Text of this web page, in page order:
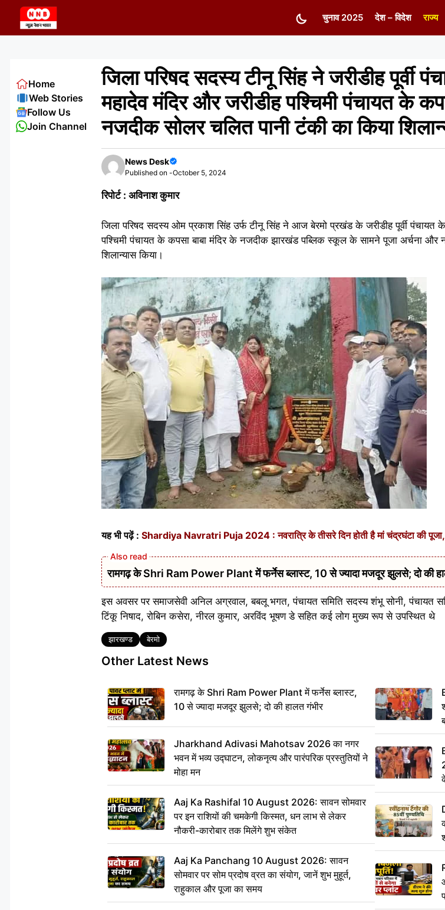
content
चुनाव 2025 देश – विदेश राज्य
जिला परिषद सदस्य टीनू सिंह ने जरीडीह पूर्वी
महादेव मंदिर और जरीडीह पश्चिमी पंचायत के
नजदीक सोलर चलित पानी टंकी का किया
News Desk
Published on -October 5, 2024
रिपोर्ट : अविनाश कुमार
जिला परिषद सदस्य ओम प्रकाश सिंह उर्फ टीनू सिंह ने आज बेरमो प्रखंड के जरीडीह पूर्वी पंचायत के
पश्चिमी पंचायत के कपसा बाबा मंदिर के नजदीक झारखंड पब्लिक स्कूल के सामने पूजा अर्चना और
शिलान्यास किया।
यह भी पढ़ें : Shardiya Navratri Puja 2024 : नवरात्रि के तीसरे दिन होती है मां चंद्रघंटा की पूजा,
रामगढ़ के Shri Ram Power Plant में फर्नेस ब्लास्ट, 10 से ज्यादा मजदूर झुलसे; दो की
इस अवसर पर समाजसेवी अनिल अग्रवाल, बबलू भगत, पंचायत समिति सदस्य शंभू सोनी, पंचायत
टिंकू निषाद, रोबिन कसेरा, नीरल कुमार, अरविंद भूषण डे सहित कई लोग मुख्य रूप से उपस्थित थे
Tags
झारखण्ड बेरमो
Other Latest News
रामगढ़ के Shri Ram Power Plant में फर्नेस ब्लास्ट,
10 से ज्यादा मजदूर झुलसे; दो की हालत गंभीर
Jharkhand Adivasi Mahotsav 2026 का नगर
भवन में भव्य उद्घाटन, लोकनृत्य और पारंपरिक प्रस्तुतियों ने
मोहा मन
Aaj Ka Rashifal 10 August 2026: सावन सोमवार
पर इन राशियों की चमकेगी किस्मत, धन लाभ से लेकर
नौकरी-कारोबार तक मिलेंगे शुभ संकेत
Aaj Ka Panchang 10 August 2026: सावन
सोमवार पर सोम प्रदोष व्रत का संयोग, जानें शुभ मुहूर्त,
राहुकाल और पूजा का समय
Home
Web Stories
Follow Us
Join Channel